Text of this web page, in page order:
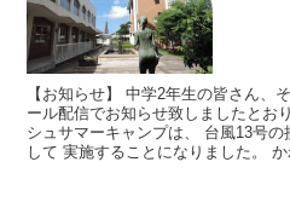
【お知らせ】 中学2年生の皆さん、
ール配信でお知らせ致しましたとお
シュサマーキャンプは、 台風13号
して 実施することになりました。 か